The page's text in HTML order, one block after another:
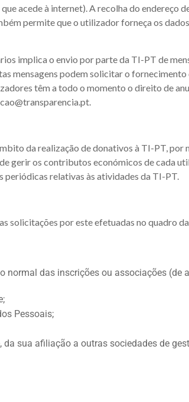
acede à internet). A recolha do endereço
permite que o utilizador forneça os
implica o envio por parte da TI-PT de
mensagens podem solicitar o
têm a todo o momento o direito de
.
da realização de donativos à TI-PT,
gerir os contributos económicos de cada
periódicas relativas às atividades da TI-PT.
solicitações por este efetuadas no quadro
das inscrições ou associações (de
Pessoais;
sua afiliação a outras sociedades de